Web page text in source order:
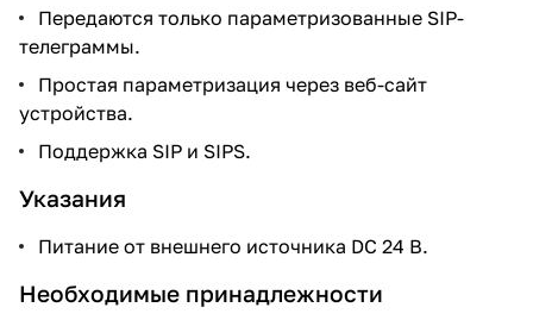
Передаются только параметризованные SIP-
телеграммы.
Простая параметризация через веб-сайт
устройства.
Поддержка SIP и SIPS.
Указания
Питание от внешнего источника DC 24 В.
Необходимые принадлежности